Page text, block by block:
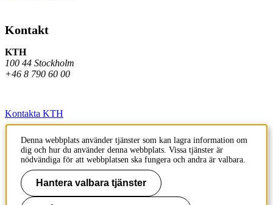
Kontakt
KTH
100 44 Stockholm
+46 8 790 60 00
Kontakta KTH
Jobba på KTH
Press och media
Faktura och betalning KTH
Denna webbplats använder tjänster som kan lagra information om
dig och hur du använder denna webbplats. Vissa tjänster är
nödvändiga för att webbplatsen ska fungera och andra är valbara.
Hantera valbara tjänster